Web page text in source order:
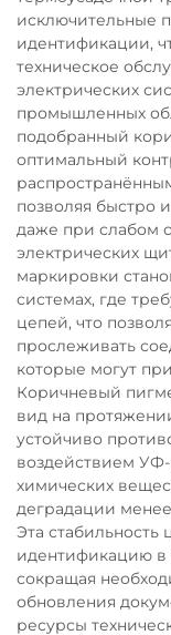
исключительные
идентификации,
техническое
электрических
промышленных
подобранный
оптимальный
позволяя быстро
даже при слабом
электрических
маркировки
системах, где
цепей, что
прослеживать
которые могут
Коричневый
вид на
устойчиво
воздействием
химических
деградации
Эта стабильность
идентификацию в
сокращая
обновления
ресурсы